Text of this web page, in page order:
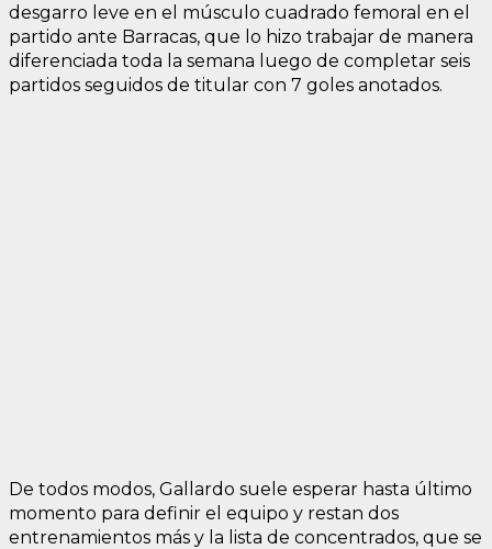
desgarro leve en el músculo cuadrado femoral en el
partido ante Barracas, que lo hizo trabajar de manera
diferenciada toda la semana luego de completar seis
partidos seguidos de titular con 7 goles anotados.
De todos modos, Gallardo suele esperar hasta último
momento para definir el equipo y restan dos
entrenamientos más y la lista de concentrados, que se